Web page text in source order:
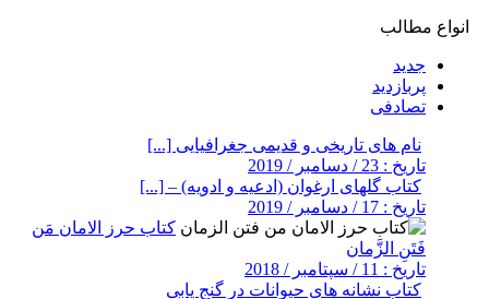
انواع مطالب
جدید
پربازدید
تصادفی
نام های تاریخی و قدیمی جغرافیایی [...]
تاریخ : 23 / دسامبر / 2019
کتاب گلهای ارغوان (ادعیه و ادویه) – [...]
تاریخ : 17 / دسامبر / 2019
کتاب حرز الامان مَن
فَتَنِ الزَّمان
تاریخ : 11 / سپتامبر / 2018
کتاب نشانه های حیوانات در گنج یابی